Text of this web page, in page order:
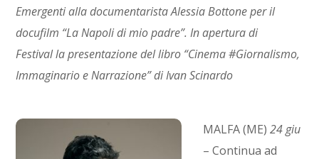
Emergenti alla documentarista Alessia Bottone per il
docufilm “La Napoli di mio padre”. In apertura di
Festival la presentazione del libro “Cinema #Giornalismo,
Immaginario e Narrazione” di Ivan Scinardo
MALFA (ME)24 giu
– Continua ad